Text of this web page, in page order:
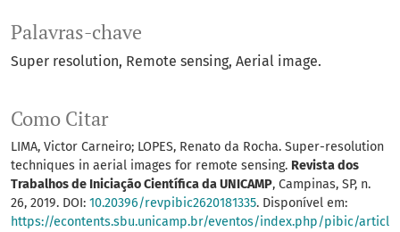
Palavras-chave
Super resolution Remote sensing Aerial image.
Como Citar
LIMA, Victor Carneiro; LOPES, Renato da Rocha. Super-resolution
techniques in aerial images for remote sensing. Revista dos
Trabalhos de Iniciação Científica da UNICAMP, Campinas, SP, n.
26, 2019. DOI: 10.20396/revpibic2620181335. Disponível em:
https://econtents.sbu.unicamp.br/eventos/index.php/pibic/articl